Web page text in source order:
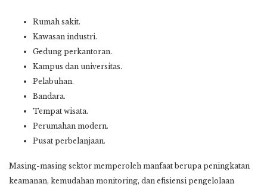
Rumah sakit.
Kawasan industri.
Gedung perkantoran.
Kampus dan universitas.
Pelabuhan.
Bandara.
Tempat wisata.
Perumahan modern.
Pusat perbelanjaan.
Masing-masing sektor memperoleh manfaat berupa peningkatan
keamanan, kemudahan monitoring, dan efisiensi pengelolaan